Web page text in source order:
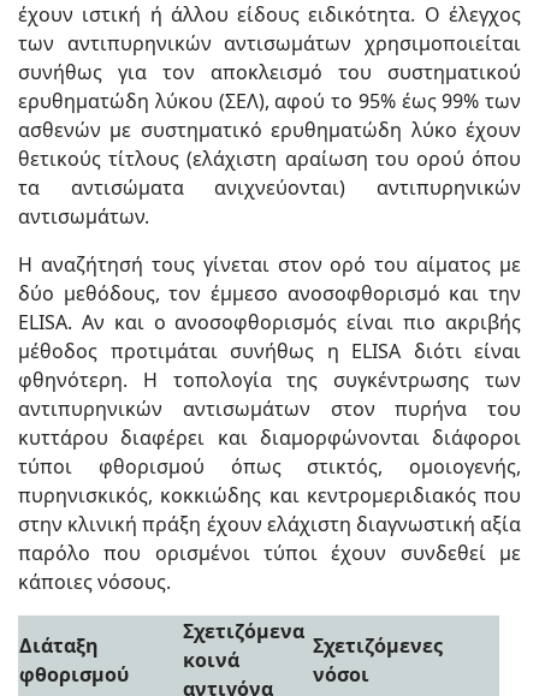
έχουν ιστική ή άλλου είδους ειδικότητα. Ο έλεγχος
των αντιπυρηνικών αντισωμάτων χρησιμοποιείται
συνήθως για τον αποκλεισμό του συστηματικού
ερυθηματώδη λύκου (ΣΕΛ), αφού το 95% έως 99% των
ασθενών με συστηματικό ερυθηματώδη λύκο έχουν
θετικούς τίτλους (ελάχιστη αραίωση του ορού όπου
τα αντισώματα ανιχνεύονται) αντιπυρηνικών
αντισωμάτων.
Η αναζήτησή τους γίνεται στον ορό του αίματος με
δύο μεθόδους, τον έμμεσο ανοσοφθορισμό και την
ELISA. Aν και ο ανοσοφθορισμός είναι πιο ακριβής
μέθοδος προτιμάται συνήθως η ELISA διότι είναι
φθηνότερη. Η τοπολογία της συγκέντρωσης των
αντιπυρηνικών αντισωμάτων στον πυρήνα του
κυττάρου διαφέρει και διαμορφώνονται διάφοροι
τύποι φθορισμού όπως στικτός, ομοιογενής,
πυρηνισκικός, κοκκιώδης και κεντρομεριδιακός που
στην κλινική πράξη έχουν ελάχιστη διαγνωστική αξία
παρόλο που ορισμένοι τύποι έχουν συνδεθεί με
κάποιες νόσους.
Διάταξη
φθορισμού
Σχετιζόμενα
κοινά
αντιγόνα
Σχετιζόμενες
νόσοι